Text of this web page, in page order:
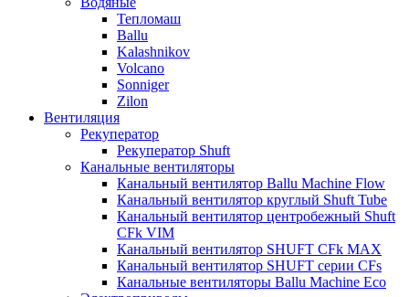
Тепломаш
Ballu
Kalashnikov
Volcano
Sonniger
Zilon
Вентиляция
Рекуператор
Рекуператор Shuft
Канальные вентиляторы
Канальный вентилятор Ballu Machine Flow
Канальный вентилятор круглый Shuft Tube
Канальный вентилятор центробежный Shuft
CFk VIM
Канальный вентилятор SHUFT CFk MAX
Канальный вентилятор SHUFT серии CFs
Канальные вентиляторы Ballu Machine Eco